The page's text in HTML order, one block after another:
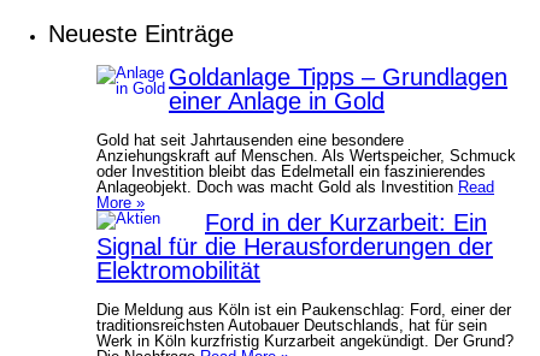
Neueste Einträge
Goldanlage Tipps – Grundlagen
einer Anlage in Gold
Gold hat seit Jahrtausenden eine besondere
Anziehungskraft auf Menschen. Als Wertspeicher, Schmuck
oder Investition bleibt das Edelmetall ein faszinierendes
Anlageobjekt. Doch was macht Gold als Investition Read
More »
Ford in der Kurzarbeit: Ein
Signal für die Herausforderungen der
Elektromobilität
Die Meldung aus Köln ist ein Paukenschlag: Ford, einer der
traditionsreichsten Autobauer Deutschlands, hat für sein
Werk in Köln kurzfristig Kurzarbeit angekündigt. Der Grund?